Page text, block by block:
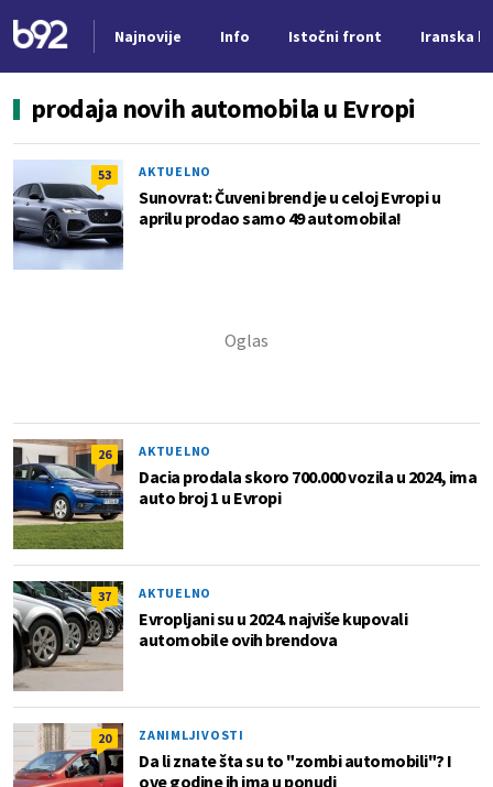
Najnovije Info Istočni front Iranska
prodaja novih automobila u Evropi
53 AKTUELNO
Sunovrat: Čuveni brend je u celoj Evropi u
aprilu prodao samo 49 automobila!
26 AKTUELNO
Dacia prodala skoro 700.000 vozila u 2024, ima
auto broj 1 u Evropi
37 AKTUELNO
Evropljani su u 2024. najviše kupovali
automobile ovih brendova
20 ZANIMLJIVOSTI
Da li znate šta su to "zombi automobili"? I
ove godine ih ima u ponudi